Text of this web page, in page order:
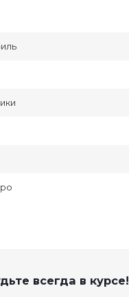
всегда в курсе!